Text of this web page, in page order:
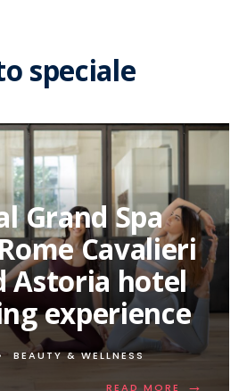
speciale
Grand Spa
Cavalieri
Astoria hotel
experience
BEAUTY & WELLNESS
READ MORE →
READ